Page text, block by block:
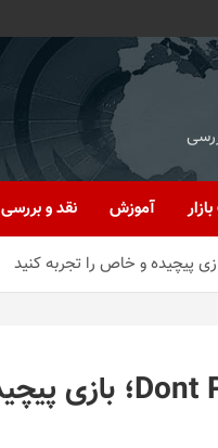
آموزش نقد و بررسی